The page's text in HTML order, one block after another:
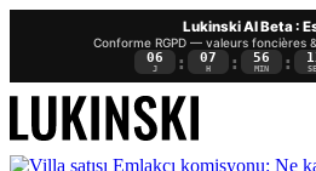
Lukinski AI Beta :
Conforme RGPD — valeurs foncières
06
J : 07
H : 56
MIN :